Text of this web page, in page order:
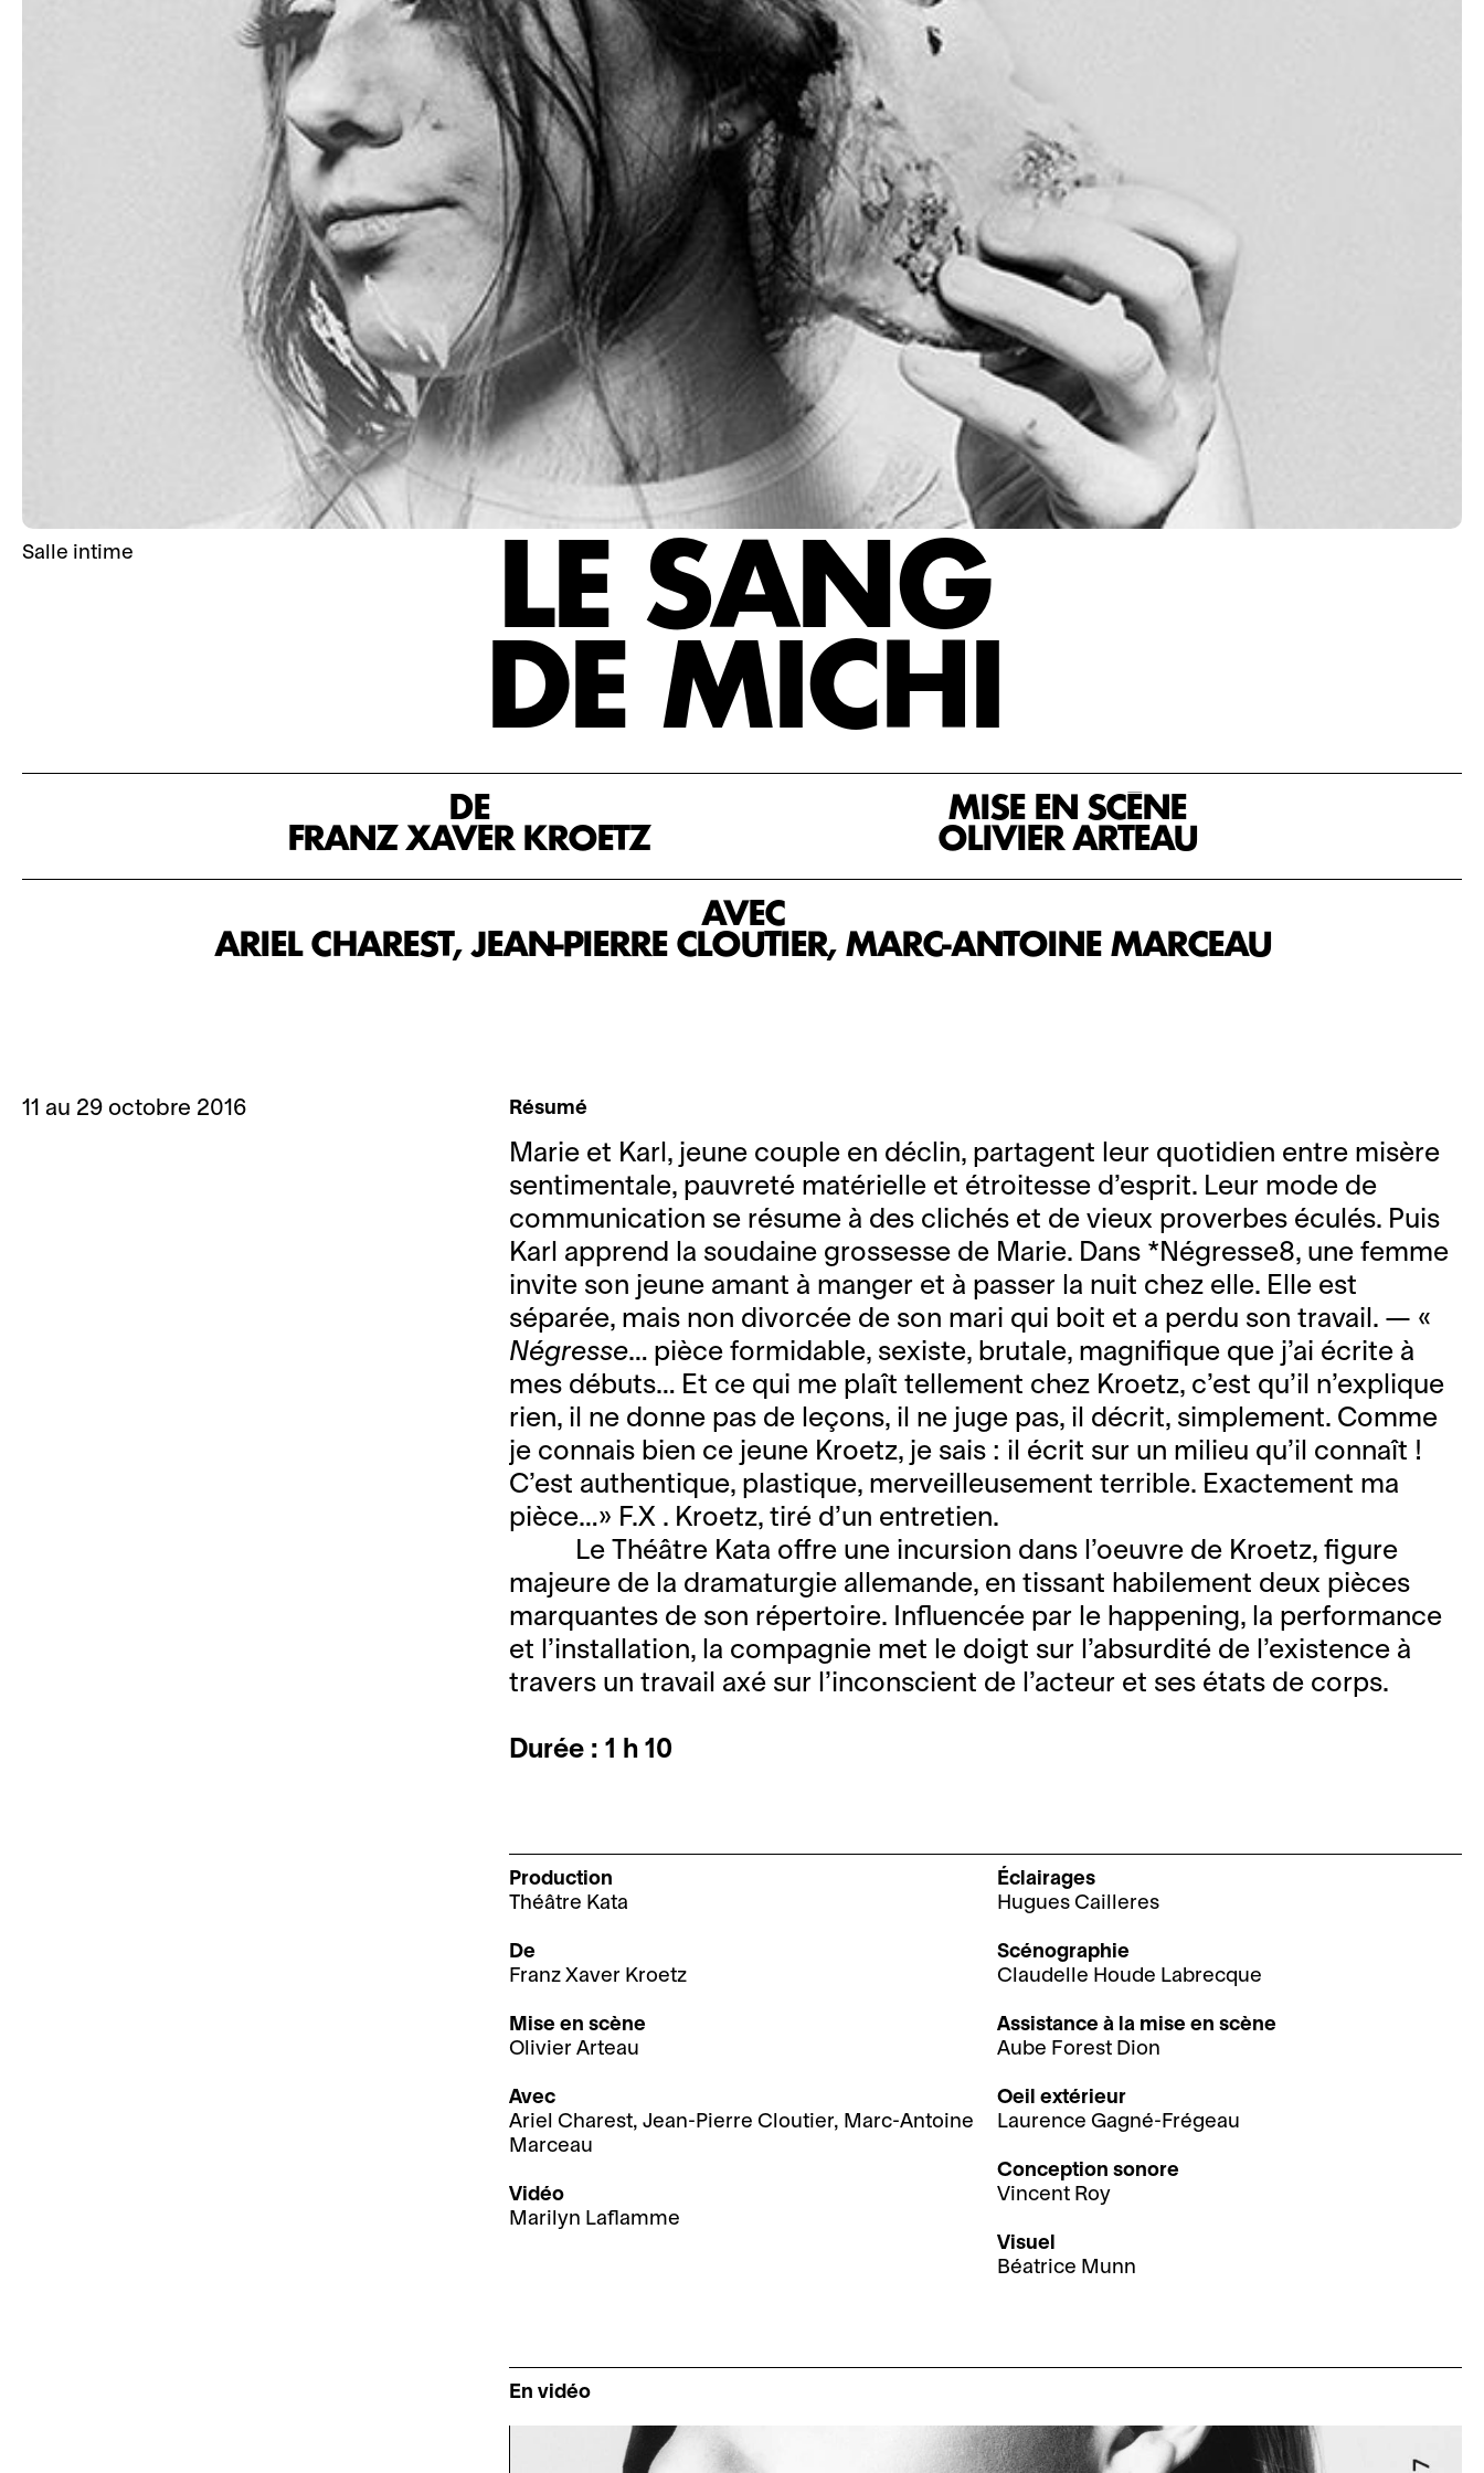
Salle intime LE SANG
DE MICHI
DE
FRANZ XAVER KROETZ
MISE EN SCÈNE
OLIVIER ARTEAU
AVEC
ARIEL CHAREST, JEAN-PIERRE CLOUTIER, MARC-ANTOINE MARCEAU
11 au 29 octobre 2016 Résumé
Marie et Karl, jeune couple en déclin, partagent leur quotidien entre misère
sentimentale, pauvreté matérielle et étroitesse d’esprit. Leur mode de
communication se résume à des clichés et de vieux proverbes éculés. Puis
Karl apprend la soudaine grossesse de Marie. Dans *Négresse8, une femme
invite son jeune amant à manger et à passer la nuit chez elle. Elle est
séparée, mais non divorcée de son mari qui boit et a perdu son travail. — «
Négresse… pièce formidable, sexiste, brutale, magnifique que j’ai écrite à
mes débuts… Et ce qui me plaît tellement chez Kroetz, c’est qu’il n’explique
rien, il ne donne pas de leçons, il ne juge pas, il décrit, simplement. Comme
je connais bien ce jeune Kroetz, je sais : il écrit sur un milieu qu’il connaît !
C’est authentique, plastique, merveilleusement terrible. Exactement ma
pièce…» F.X . Kroetz, tiré d’un entretien.
Le Théâtre Kata offre une incursion dans l’oeuvre de Kroetz, figure
majeure de la dramaturgie allemande, en tissant habilement deux pièces
marquantes de son répertoire. Influencée par le happening, la performance
et l’installation, la compagnie met le doigt sur l’absurdité de l’existence à
travers un travail axé sur l’inconscient de l’acteur et ses états de corps.
Durée : 1 h 10
Production
Théâtre Kata
De
Franz Xaver Kroetz
Mise en scène
Olivier Arteau
Avec
Ariel Charest, Jean-Pierre Cloutier, Marc-Antoine
Marceau
Vidéo
Marilyn Laflamme
Éclairages
Hugues Cailleres
Scénographie
Claudelle Houde Labrecque
Assistance à la mise en scène
Aube Forest Dion
Oeil extérieur
Laurence Gagné-Frégeau
Conception sonore
Vincent Roy
Visuel
Béatrice Munn
En vidéo